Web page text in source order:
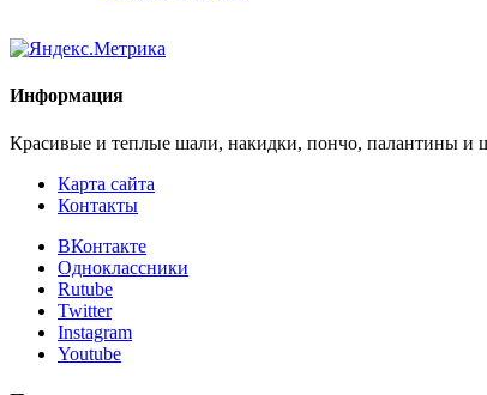
Информация
Красивые и теплые шали, накидки, пончо, палантины
Карта сайта
Контакты
ВКонтакте
Одноклассники
Rutube
Twitter
Instagram
Youtube